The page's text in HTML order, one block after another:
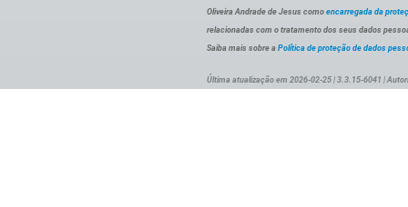
Oliveira Andrade de Jesus como encarregada da
relacionadas com o tratamento dos seus dados
Saiba mais sobre a Política de proteção de dados
Última atualização em 2026-02-25 | 3.3.15-6041 |